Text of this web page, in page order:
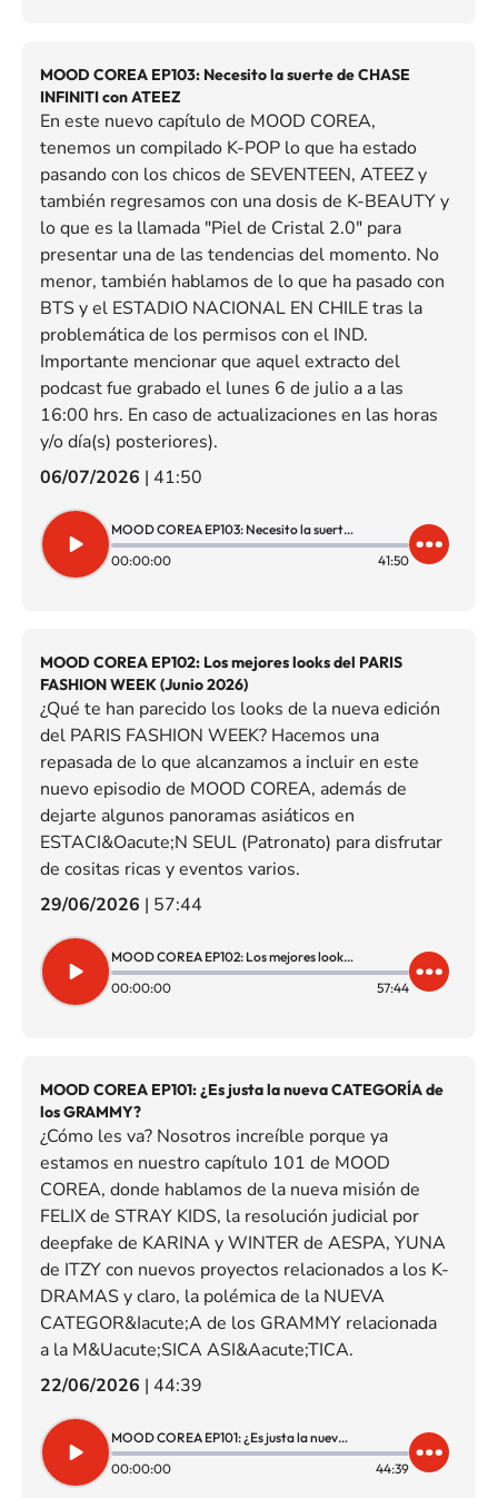
MOOD COREA EP103: Necesito la suerte de CHASE
INFINITI con ATEEZ
En este nuevo capítulo de MOOD COREA,
tenemos un compilado K-POP lo que ha estado
pasando con los chicos de SEVENTEEN, ATEEZ y
también regresamos con una dosis de K-BEAUTY y
lo que es la llamada "Piel de Cristal 2.0" para
presentar una de las tendencias del momento. No
menor, también hablamos de lo que ha pasado con
BTS y el ESTADIO NACIONAL EN CHILE tras la
problemática de los permisos con el IND.
Importante mencionar que aquel extracto del
podcast fue grabado el lunes 6 de julio a a las
16:00 hrs. En caso de actualizaciones en las horas
y/o día(s) posteriores).
06/07/2026 | 41:50
MOOD COREA EP103: Necesito la suerte de CHASE INFINITI con ATEEZ
00:00:00
41:50
MOOD COREA EP102: Los mejores looks del PARIS
FASHION WEEK (Junio 2026)
¿Qué te han parecido los looks de la nueva edición
del PARIS FASHION WEEK? Hacemos una
repasada de lo que alcanzamos a incluir en este
nuevo episodio de MOOD COREA, además de
dejarte algunos panoramas asiáticos en
ESTACI&Oacute;N SEUL (Patronato) para disfrutar
de cositas ricas y eventos varios.
29/06/2026 | 57:44
MOOD COREA EP102: Los mejores looks del PARIS FASHION WEEK (Junio 2026)
00:00:00
57:44
MOOD COREA EP101: ¿Es justa la nueva CATEGORÍA de
los GRAMMY?
¿Cómo les va? Nosotros increíble porque ya
estamos en nuestro capítulo 101 de MOOD
COREA, donde hablamos de la nueva misión de
FELIX de STRAY KIDS, la resolución judicial por
deepfake de KARINA y WINTER de AESPA, YUNA
de ITZY con nuevos proyectos relacionados a los K-
DRAMAS y claro, la polémica de la NUEVA
CATEGOR&Iacute;A de los GRAMMY relacionada
a la M&Uacute;SICA ASI&Aacute;TICA.
22/06/2026 | 44:39
MOOD COREA EP101: ¿Es justa la nueva CATEGORÍA de los GRAMMY?
00:00:00
44:39